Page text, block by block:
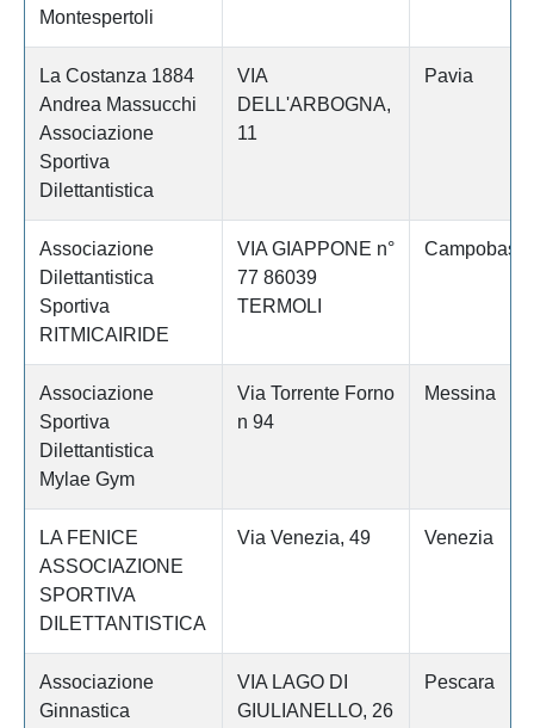
Montespertoli
La Costanza 1884
Andrea Massucchi
Associazione
Sportiva
Dilettantistica
VIA
DELL'ARBOGNA,
11
Pavia
Associazione
Dilettantistica
Sportiva
RITMICAIRIDE
VIA GIAPPONE n°
77 86039
TERMOLI
Associazione
Sportiva
Dilettantistica
Mylae Gym
Via Torrente Forno
n 94
Messina
LA FENICE
ASSOCIAZIONE
SPORTIVA
DILETTANTISTICA
Via Venezia, 49 Venezia
Associazione
Ginnastica
VIA LAGO DI
GIULIANELLO, 26
Pescara